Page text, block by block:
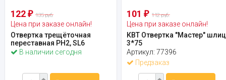
122 ₽ 135 руб.
Цена при заказе онлайн!
Отвертка трещёточная
переставная PH2, SL6
В наличии сегодня
101₽ 112 руб.
Цена при заказе онлайн!
КВТ Отвертка "Мастер" шлиц
3*75
Артикул:77396
Предзаказ